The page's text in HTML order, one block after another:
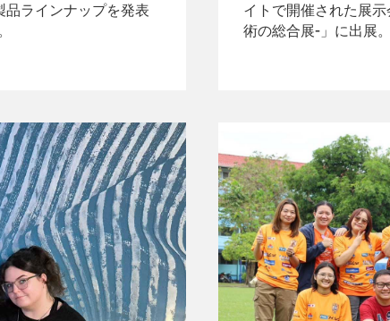
ラインナップを発表
イトで開催された展
術の総合展-」に出展。